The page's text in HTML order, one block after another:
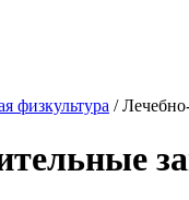
физкультура /